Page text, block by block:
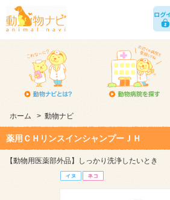
ホーム > 動物ナビ
薬用ＣＨリンスインシャンプーＪＨ
【動物用医薬部外品】しっかり洗浄したいとき